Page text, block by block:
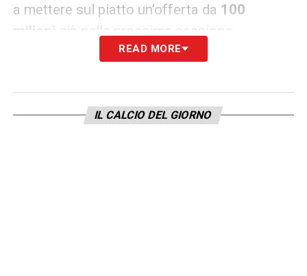
a mettere sul piatto un’offerta da 100
milioni già nella prossima sessione
Un’offerta difficilmente
LA PLAYLIST DELLE NOSTRE TOP NEWS
READ MORE
IL CALCIO DEL GIORNO